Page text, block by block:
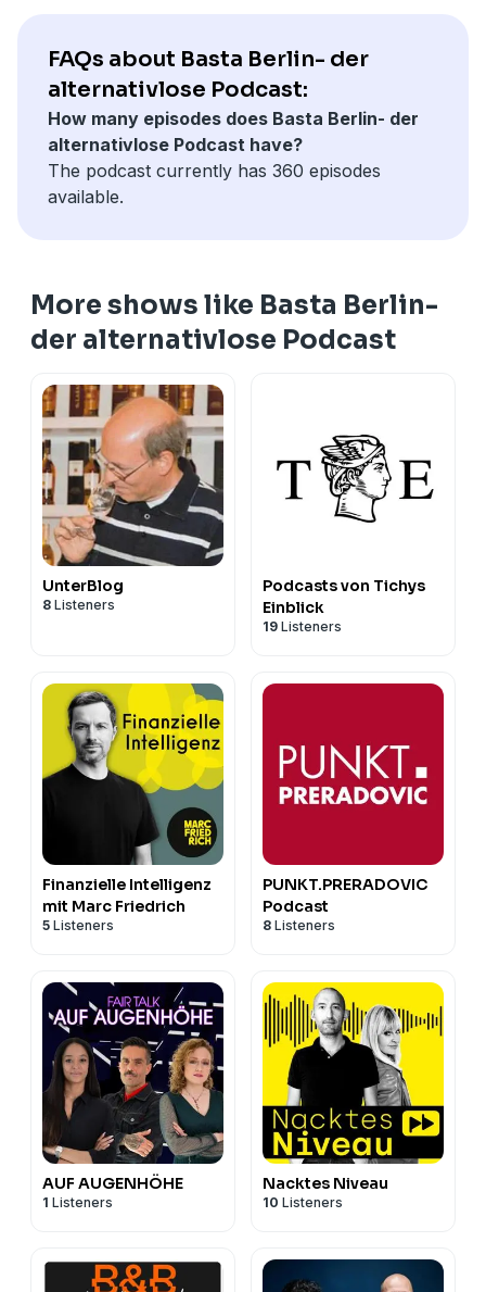
Marcel und Benjamin fassen die Geschehnisse des
Wochenendes zusammen und fordern: Keine Gewalt!
FAQs about Basta Berlin- der
alternativlose Podcast:
How many episodes does Basta Berlin- der
alternativlose Podcast have?
The podcast currently has 360 episodes
available.
More shows like Basta Berlin-
der alternativlose Podcast
UnterBlog
8 Listeners
Podcasts von Tichys
Einblick
19 Listeners
Finanzielle Intelligenz
mit Marc Friedrich
5 Listeners
PUNKT.PRERADOVIC
Podcast
8 Listeners
AUF AUGENHÖHE
1 Listeners
Nacktes Niveau
10 Listeners